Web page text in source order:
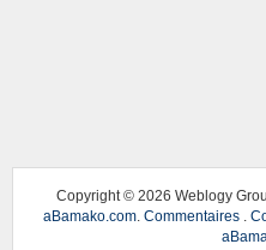
Copyright © 2026 Weblogy
aBamako.com. Commentaires.